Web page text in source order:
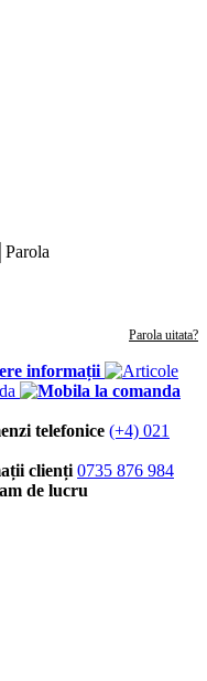
Parola
Parola uitata?
informații
telefonice (+4) 021
clienți 0735 876 984
de lucru